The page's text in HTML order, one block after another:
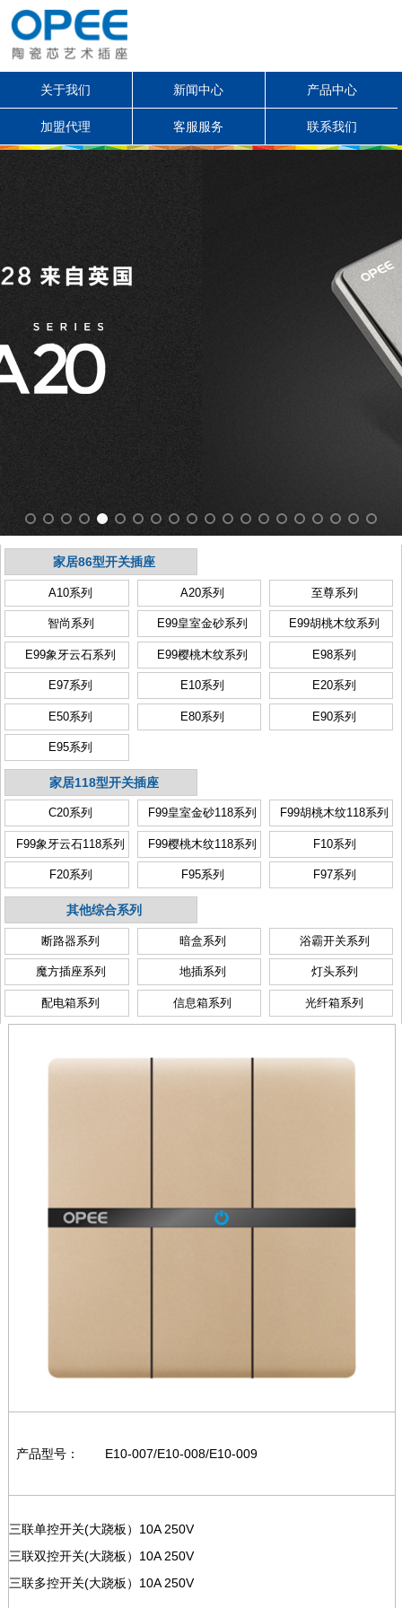
关于我们 新闻中心 产品中心
加盟代理 客服服务 联系我们
家居86型开关插座
A10系列 A20系列 至尊系列
智尚系列 E99皇室金砂系列 E99胡桃木纹系列
E99象牙云石系列 E99樱桃木纹系列 E98系列
E97系列 E10系列 E20系列
E50系列 E80系列 E90系列
E95系列
家居118型开关插座
C20系列 F99皇室金砂118系列 F99胡桃木纹118系列
F99象牙云石118系列 F99樱桃木纹118系列 F10系列
F20系列 F95系列 F97系列
其他综合系列
断路器系列 暗盒系列 浴霸开关系列
魔方插座系列 地插系列 灯头系列
配电箱系列 信息箱系列 光纤箱系列
产品型号： E10-007/E10-008/E10-009
三联单控开关(大跷板）10A 250V
三联双控开关(大跷板）10A 250V
三联多控开关(大跷板）10A 250V